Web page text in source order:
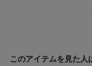
このアイテムを見た人